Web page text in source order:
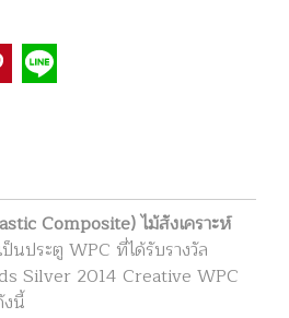
Composite) ไม้สังเคราะห์
เป็นประตู WPC ที่ได้รับรางวัล
Silver 2014 Creative WPC
นี้